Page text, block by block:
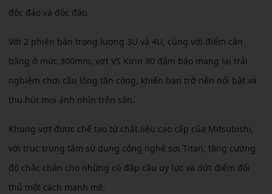
độc đáo và độc đáo.
Với 2 phiên bản trọng lượng 3U và 4U, cùng với điểm cân
bằng ở mức 300mm, vợt VS Kirin 80 đảm bảo mang lại trải
nghiệm chơi cầu lông tấn công, khiến bạn trở nên nổi bật và
thu hút mọi ánh nhìn trên sân.
Khung vợt được chế tạo từ chất liệu cao cấp của Mitsubishi,
với trục trung tâm sử dụng công nghệ sợi Titan, tăng cường
độ chắc chắn cho những cú đập cầu uy lực và dứt điểm đối
thủ một cách mạnh mẽ.